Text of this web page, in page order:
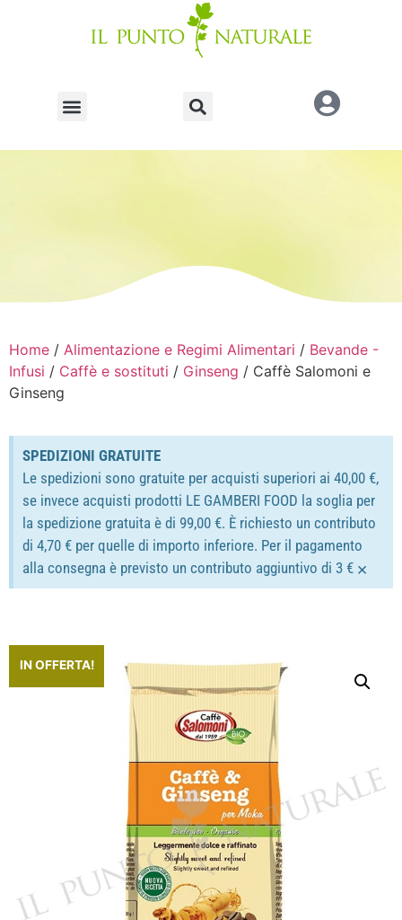
Home / Alimentazione e Regimi Alimentari / Bevande -
Infusi / Caffè e sostituti / Ginseng / Caffè Salomoni e
Ginseng
SPEDIZIONI GRATUITE
Le spedizioni sono gratuite per acquisti superiori ai 40,00 €,
se invece acquisti prodotti LE GAMBERI FOOD la soglia per
la spedizione gratuita è di 99,00 €. È richiesto un contributo
di 4,70 € per quelle di importo inferiore. Per il pagamento
alla consegna è previsto un contributo aggiuntivo di 3 € ×
IN OFFERTA!